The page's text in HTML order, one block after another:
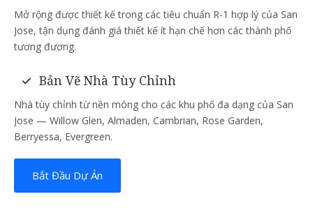
Mở rộng được thiết kế trong các tiêu chuẩn R-1 hợp lý của San
Jose, tận dụng đánh giá thiết kế ít hạn chế hơn các thành phố
tương đương.
Bản Vẽ Nhà Tùy Chỉnh
Nhà tùy chỉnh từ nền móng cho các khu phố đa dạng của San
Jose — Willow Glen, Almaden, Cambrian, Rose Garden,
Berryessa, Evergreen.
Bắt Đầu Dự Án